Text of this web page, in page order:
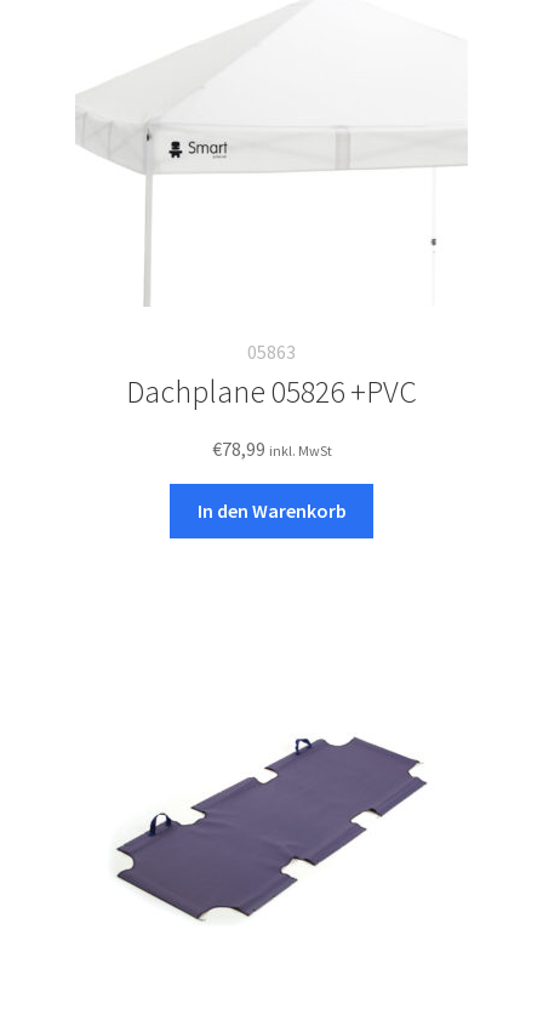
05863
Dachplane 05826 +PVC
€78,99 inkl. MwSt
In den Warenkorb